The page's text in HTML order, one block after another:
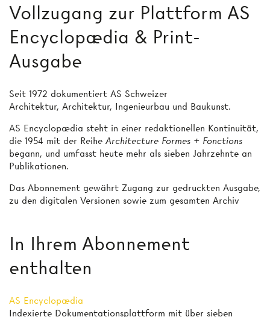
Vollzugang zur Plattform AS
Encyclopædia & Print-
Ausgabe
Seit 1972 dokumentiert AS Schweizer
Architektur, Architektur, Ingenieurbau und Baukunst.
AS Encyclopædia steht in einer redaktionellen Kontinuität,
die 1954 mit der Reihe Architecture Formes + Fonctions
begann, und umfasst heute mehr als sieben Jahrzehnte an
Publikationen.
Das Abonnement gewährt Zugang zur gedruckten Ausgabe,
zu den digitalen Versionen sowie zum gesamten Archiv
In Ihrem Abonnement
enthalten
AS Encyclopædia
Indexierte Dokumentationsplattform mit über sieben